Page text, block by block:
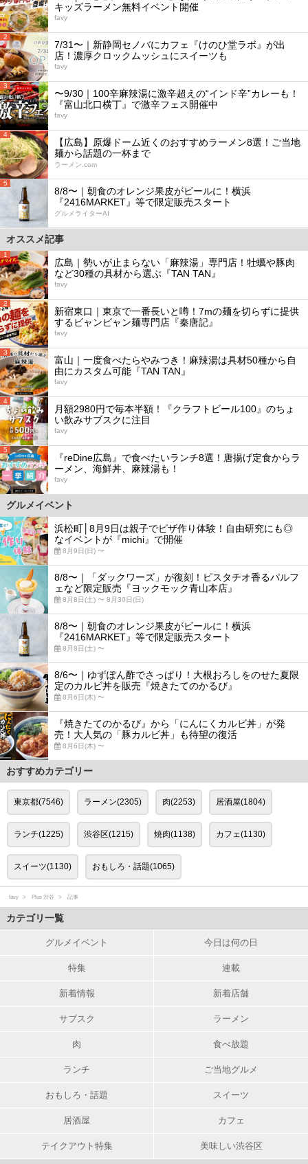
キッズラーメン無料イベント開催
favy
2
7/31〜｜新静岡セノバにカフェ『けのひ堂ラボ』が出
店！濃厚クロックムッシュにスイーツも
favy
3
〜9/30｜100辛麻辣湯に激辛超えの“インド辛”カレーも！
『富山北口横丁』で激辛フェス開催中
favy
4
【広島】原爆ドーム近くのおすすめラーメン8選！ご当地
麺から話題の一杯まで
ラーメン.com
5
8/8〜｜朝食のオレンジ果皮がビールに！横浜
『2416MARKET』等で限定販売スタート
グルメライターAI
オススメ記事
1
広島｜勢いが止まらない「麻辣湯」専門店！牡蠣や豚肉
など30種の具材から選ぶ『TAN TAN』
favy
2
新宿東口｜東京で一番長いと噂！7mの麺を切らずに提供
するビャンビャン麺専門店『秦唐記』
favy
3
富山｜一度食べたらやみつき！麻辣湯は具材50種から自
由にカスタム可能『TAN TAN』
favy
4
月額2980円で毎本半額！『クラフトビール100』のちょ
い飲みサブスクに注目
favy
5
『reDine広島』で食べたいランチ8選！唐揚げ定食からラ
ーメン、海鮮丼、麻辣湯も！
favy
グルメイベント
浜松町│8月9日は親子でピザ作り体験！自由研究にも◎
なイベントが『michi』で開催
8月9日(日) 〜
8/8〜｜「ダックワーズ」が復刻！ピスタチオ香るパルフ
ェなど限定販売『ヨックモック青山本店』
8月8日(土) 〜 8月30日(日)
8/8〜｜朝食のオレンジ果皮がビールに！横浜
『2416MARKET』等で限定販売スタート
8月8日(土) 〜
8/6〜｜ゆずぽん酢でさっぱり！大根おろしをのせた夏限
定のカルビ丼を販売『焼きたてのかるび』
8月6日(木) 〜
『焼きたてのかるび』から「にんにくカルビ丼」が発
売！大人気の「豚カルビ丼」も待望の復活
8月6日(木) 〜
おすすめカテゴリー
東京都(7546) ラーメン(2305) 肉(2253) 居酒屋(1804)
ランチ(1225) 渋谷区(1215) 焼肉(1138) カフェ(1130)
スイーツ(1130) おもしろ・話題(1065)
favy Plus 渋谷 記事
カテゴリ一覧
グルメイベント 今日は何の日
特集 連載
新着情報 新着店舗
サブスク ラーメン
肉 食べ放題
ランチ ご当地グルメ
おもしろ・話題 スイーツ
居酒屋 カフェ
テイクアウト特集 美味しい渋谷区